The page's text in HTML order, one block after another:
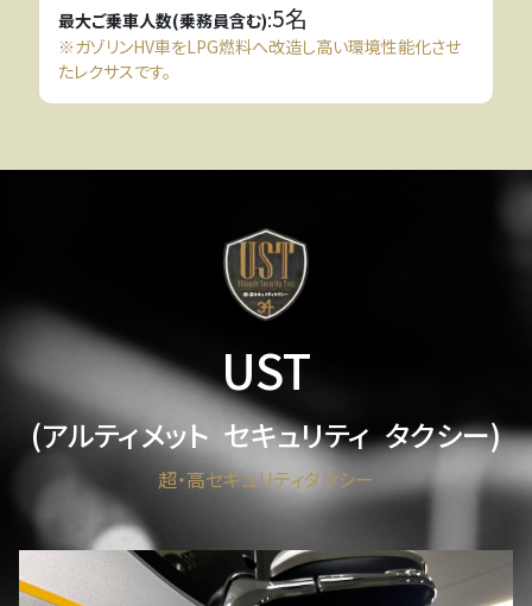
最大ご乗車人数(乗務員含む):5名
※ガゾリンHV車をLPG燃料へ改造し高い環境性能化させ
たレクサスです。
UST
(アルティメット セキュリティ タクシー)
超・高セキュリティタクシー